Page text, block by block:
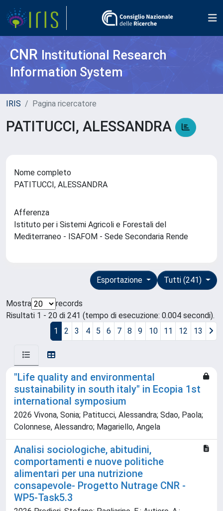
CNR Institutional Research
Information System
IRIS Pagina ricercatore
PATITUCCI, ALESSANDRA
Nome completo
PATITUCCI, ALESSANDRA
Afferenza
Istituto per i Sistemi Agricoli e Forestali del
Mediterraneo - ISAFOM - Sede Secondaria Rende
Tutti (241)
Esportazione
Mostra
records
Risultati 1 - 20 di 241 (tempo di esecuzione: 0.004 secondi).
1
2 3 4 5 6 7 8 9 10 11 12 13
"Life quality and environmental
sustainability in south italy" in Ecopia 1st
international symposium
2026 Vivona, Sonia; Patitucci, Alessandra; Sdao, Paola;
Colonnese, Alessandro; Magariello, Angela
Analisi sociologiche, abitudini,
comportamenti e nuove politiche
alimentari per una nutrizione
consapevole- Progetto Nutrage CNR -
WP5-Task5.3